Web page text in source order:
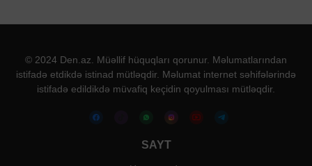
© 2024 Den.az. Müəllif hüquqları qorunur. Məlumatlarından
istifadə etdikdə istinad mütləqdir. Məlumat internet səhifələrində
istifadə edildikdə müvafiq keçidin qoyulması mütləqdir.
SAYT